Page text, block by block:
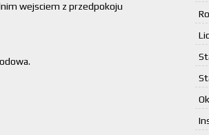
wejsciem z przedpokoju